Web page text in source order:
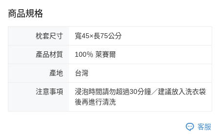
商品規格
枕套尺寸 寬45×長75公分
產品材質 100％ 萊賽爾
產地 台灣
注意事項
浸泡時間請勿超過30分鐘／建議放入洗衣袋
後再進行清洗
客服